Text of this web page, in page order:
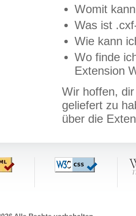
Womit
Was ist
Wie kann
Wo finde
Extension
Wir hoffen,
geliefert zu
über die